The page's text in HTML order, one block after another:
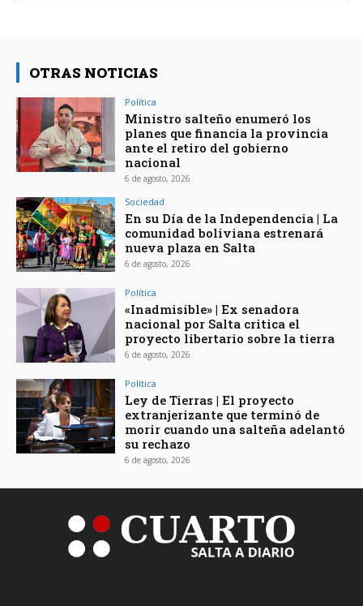
OTRAS NOTICIAS
Política
Ministro salteño enumeró los
planes que financia la provincia
ante el retiro del gobierno
nacional
6 de agosto, 2026
Sociedad
En su Día de la Independencia | La
comunidad boliviana estrenará
nueva plaza en Salta
6 de agosto, 2026
Política
«Inadmisible» | Ex senadora
nacional por Salta critica el
proyecto libertario sobre la tierra
6 de agosto, 2026
Política
Ley de Tierras | El proyecto
extranjerizante que terminó de
morir cuando una salteña adelantó
su rechazo
6 de agosto, 2026